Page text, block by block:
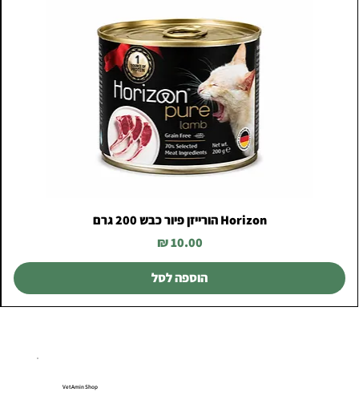
Horizon הורייזן פיור כבש 200 גרם
מחיר
הוספה לסל
VetAmin Shop